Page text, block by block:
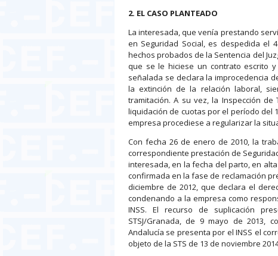
2. EL CASO PLANTEADO
La interesada, que venía prestando
en Seguridad Social, es despedida el
hechos probados de la Sentencia del
que se le hiciese un contrato escrito
señalada se declara la improcedencia
la extinción de la relación laboral,
tramitación. A su vez, la Inspección
liquidación de cuotas por el período del
empresa procediese a regularizar la
Con fecha 26 de enero de 2010, la
correspondiente prestación de
interesada, en la fecha del parto, en
confirmada en la fase de reclamación
diciembre de 2012, que declara el
condenando a la empresa como
INSS. El recurso de suplicación
STSJ/Granada, de 9 mayo de 2013,
Andalucía se presenta por el INSS el
objeto de la STS de 13 de noviembre